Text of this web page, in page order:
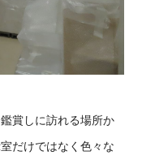
賞しに訪れる場所か
だけではなく色々な